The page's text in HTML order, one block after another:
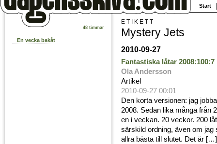
Start
48 timmar
En vecka bakåt
ETIKETT
Mystery Jets
2010-09-27
Fantastiska låtar 2008:100:7
Ola Andersson
Artikel
2010-09-27 00:01
Den korta versionen: jag
2008. Sedan lika många från
en i veckan. 20 veckor. 200
särskild ordning, även om
allra bästa till slutet. Det är